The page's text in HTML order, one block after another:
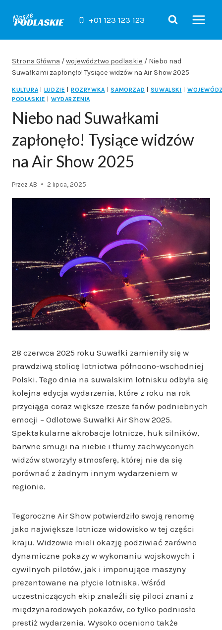
+01 123 123 123
Strona Główna /województwo podlaskie / Niebo nad
Suwałkami zapłonęło! Tysiące widzów na Air Show 2025
KULTURA LUDZIE ROZRYWKA SAMORZĄD SUWALSKI
PODLASKIE
WYDARZENIA
Niebo nad Suwałkami
zapłonęło! Tysiące widzów
na Air Show 2025
Przez AB 2 lipca, 2025
28 czerwca 2025 roku Suwałki zamieniły się w
prawdziwą stolicę lotnictwa północno-wschodniej
Polski. Tego dnia na suwalskim lotnisku odbyła się
kolejna edycja wydarzenia, które z roku na rok
przyciąga coraz większe rzesze fanów podniebnych
emocji – Odlotowe Suwałki Air Show 2025.
Spektakularne akrobacje lotnicze, huk silników,
barwne smugi na niebie i tłumy zachwyconych
widzów stworzyły atmosferę, której nie da się
porównać z żadnym innym wydarzeniem w
regionie.
Tegoroczne Air Show potwierdziło swoją renomę
jako największe lotnicze widowisko w tej części
kraju. Widzowie mieli okazję podziwiać zarówno
dynamiczne pokazy w wykonaniu wojskowych i
cywilnych pilotów, jak i imponujące maszyny
prezentowane na płycie lotniska. Wśród
uczestniczących ekip znaleźli się piloci znani z
międzynarodowych pokazów, co tylko podniosło
prestiż wydarzenia. Wysoko oceniono także